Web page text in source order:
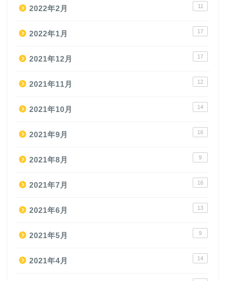
2022年2月 11
2022年1月 17
2021年12月 17
2021年11月 12
2021年10月 14
2021年9月 16
2021年8月 9
2021年7月 16
2021年6月 13
2021年5月 9
2021年4月 14